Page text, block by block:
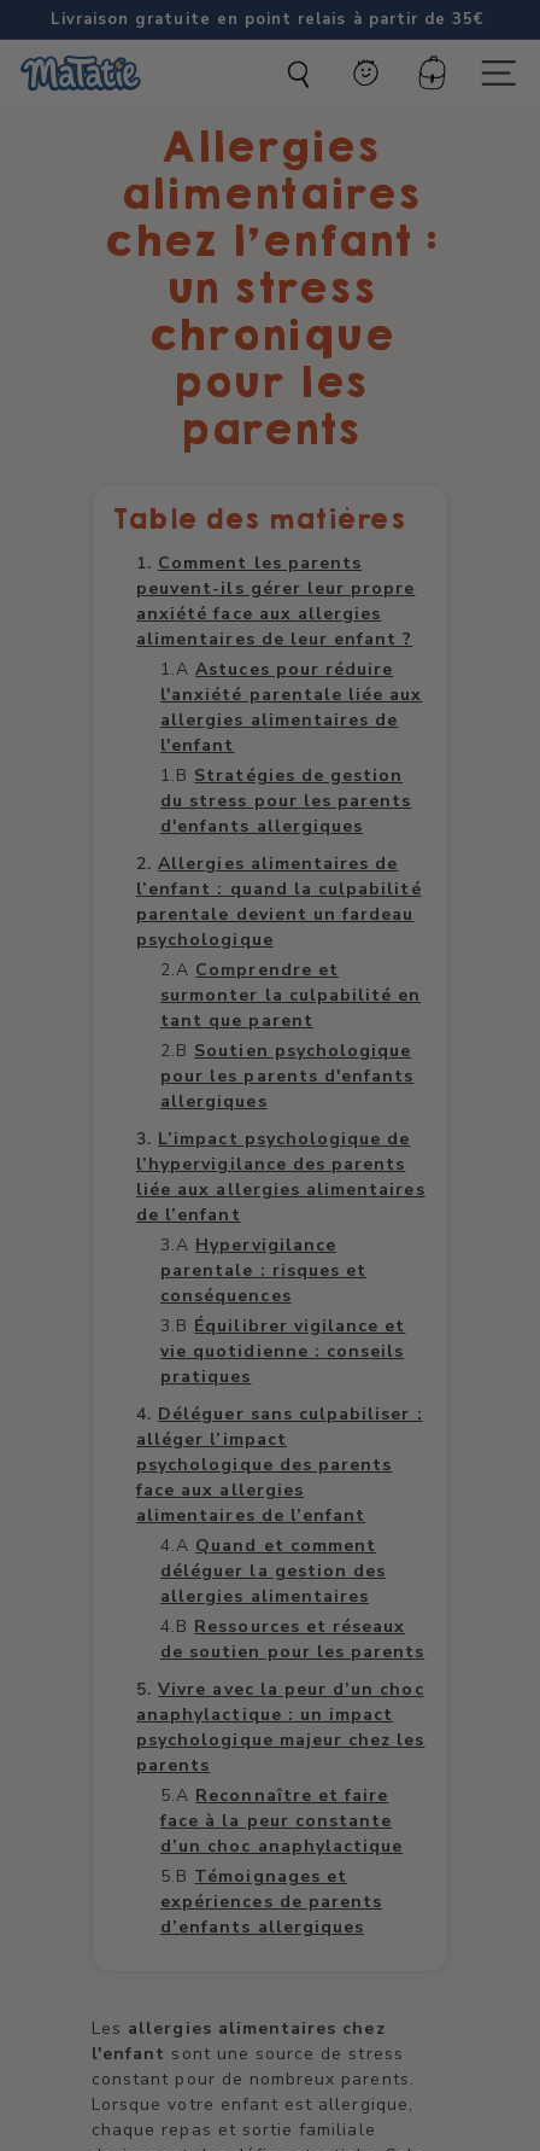
Passer
au
contenu
Diaporama
Pause
Livraison gratuite en point relais à partir de 35€
M
Compte
Allergies
alimentaires
chez l'enfant :
un stress
chronique
pour les
parents
Table des matières
Comment les parents
peuvent-ils gérer leur propre
anxiété face aux allergies
alimentaires de leur enfant ?
Astuces pour réduire
l'anxiété parentale liée aux
allergies alimentaires de
l'enfant
Stratégies de gestion
du stress pour les parents
d'enfants allergiques
Allergies alimentaires de
l’enfant : quand la culpabilité
parentale devient un fardeau
psychologique
Comprendre et
surmonter la culpabilité en
tant que parent
Soutien psychologique
pour les parents d'enfants
allergiques
L’impact psychologique de
l’hypervigilance des parents
liée aux allergies alimentaires
de l’enfant
Hypervigilance
parentale : risques et
conséquences
Équilibrer vigilance et
vie quotidienne : conseils
pratiques
Déléguer sans culpabiliser :
alléger l’impact
psychologique des parents
face aux allergies
alimentaires de l’enfant
Quand et comment
déléguer la gestion des
allergies alimentaires
Ressources et réseaux
de soutien pour les parents
Vivre avec la peur d’un choc
anaphylactique : un impact
psychologique majeur chez les
parents
Reconnaître et faire
face à la peur constante
d’un choc anaphylactique
Témoignages et
expériences de parents
d’enfants allergiques
Les allergies alimentaires chez
l'enfant sont une source de stress
constant pour de nombreux parents.
Lorsque votre enfant est allergique,
chaque repas et sortie familiale